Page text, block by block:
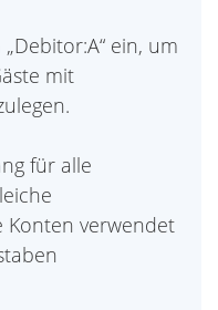
ein, um
mit
für alle
verwendet